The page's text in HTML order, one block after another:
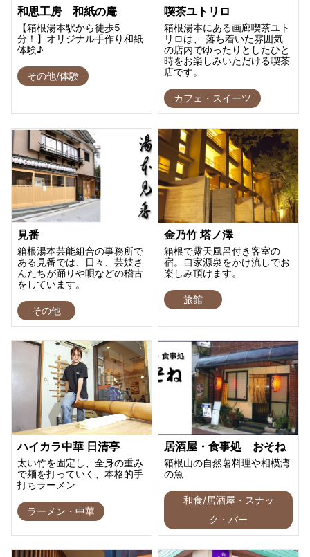
和思工房 和紙の庵
【箱根湯本駅から徒歩5
分！】オリジナル手作り和紙
体験♪
その他/体験
喫茶ユトリロ
箱根湯本にある画廊喫茶ユト
リロは、 落ち着いた雰囲気
の店内でゆったりとしたひと
時をお楽しみいただける喫茶
店です。
カフェ・スイーツ
見番
箱根湯本芸能組合の事務所で
ある見番では、日々、芸妓さ
んたちが踊りや唄などの稽古
をしています。
その他
金乃竹 塔ノ澤
箱根で露天風呂付き客室の
宿。自家源泉をかけ流しでお
楽しみ頂けます。
旅館
ハイカラ中華 日清亭
太い竹を固定し、全身の重み
で麺を打っていく、本格的手
打ちラーメン
ラーメン・中華
居酒屋・食事処 おそね
箱根山の自然薯料理や相模湾
の魚
和食/居酒屋・スナッ
ク・バー